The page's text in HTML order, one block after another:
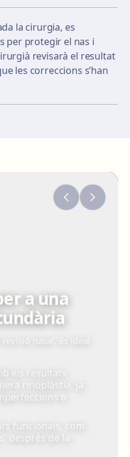
la cirurgia, es
per protegir el nas i
revisarà el resultat
les correccions s’han
a una
nasal, és ideal
els resultats
rinoplàstia, ja
o
funcionals, com
després de la